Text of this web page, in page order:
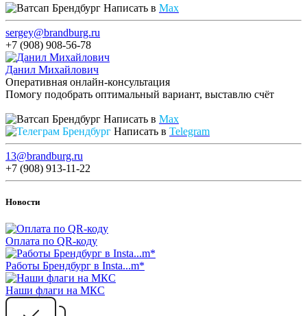
Написать в Max
sergey@brandburg.ru
+7 (908) 908-56-78
Данил Михайлович
Оперативная онлайн-консультация
Помогу подобрать оптимальный вариант, выставлю счёт
Написать в Max
Написать в Telegram
13@brandburg.ru
+7 (908) 913-11-22
Новости
Оплата по QR-коду
Работы Брендбург в Insta...m*
Наши флаги на МКС